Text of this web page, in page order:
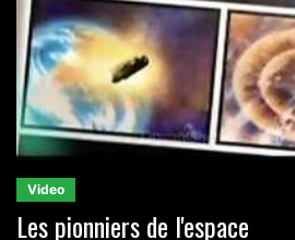
Video
Les pionniers de l'espace